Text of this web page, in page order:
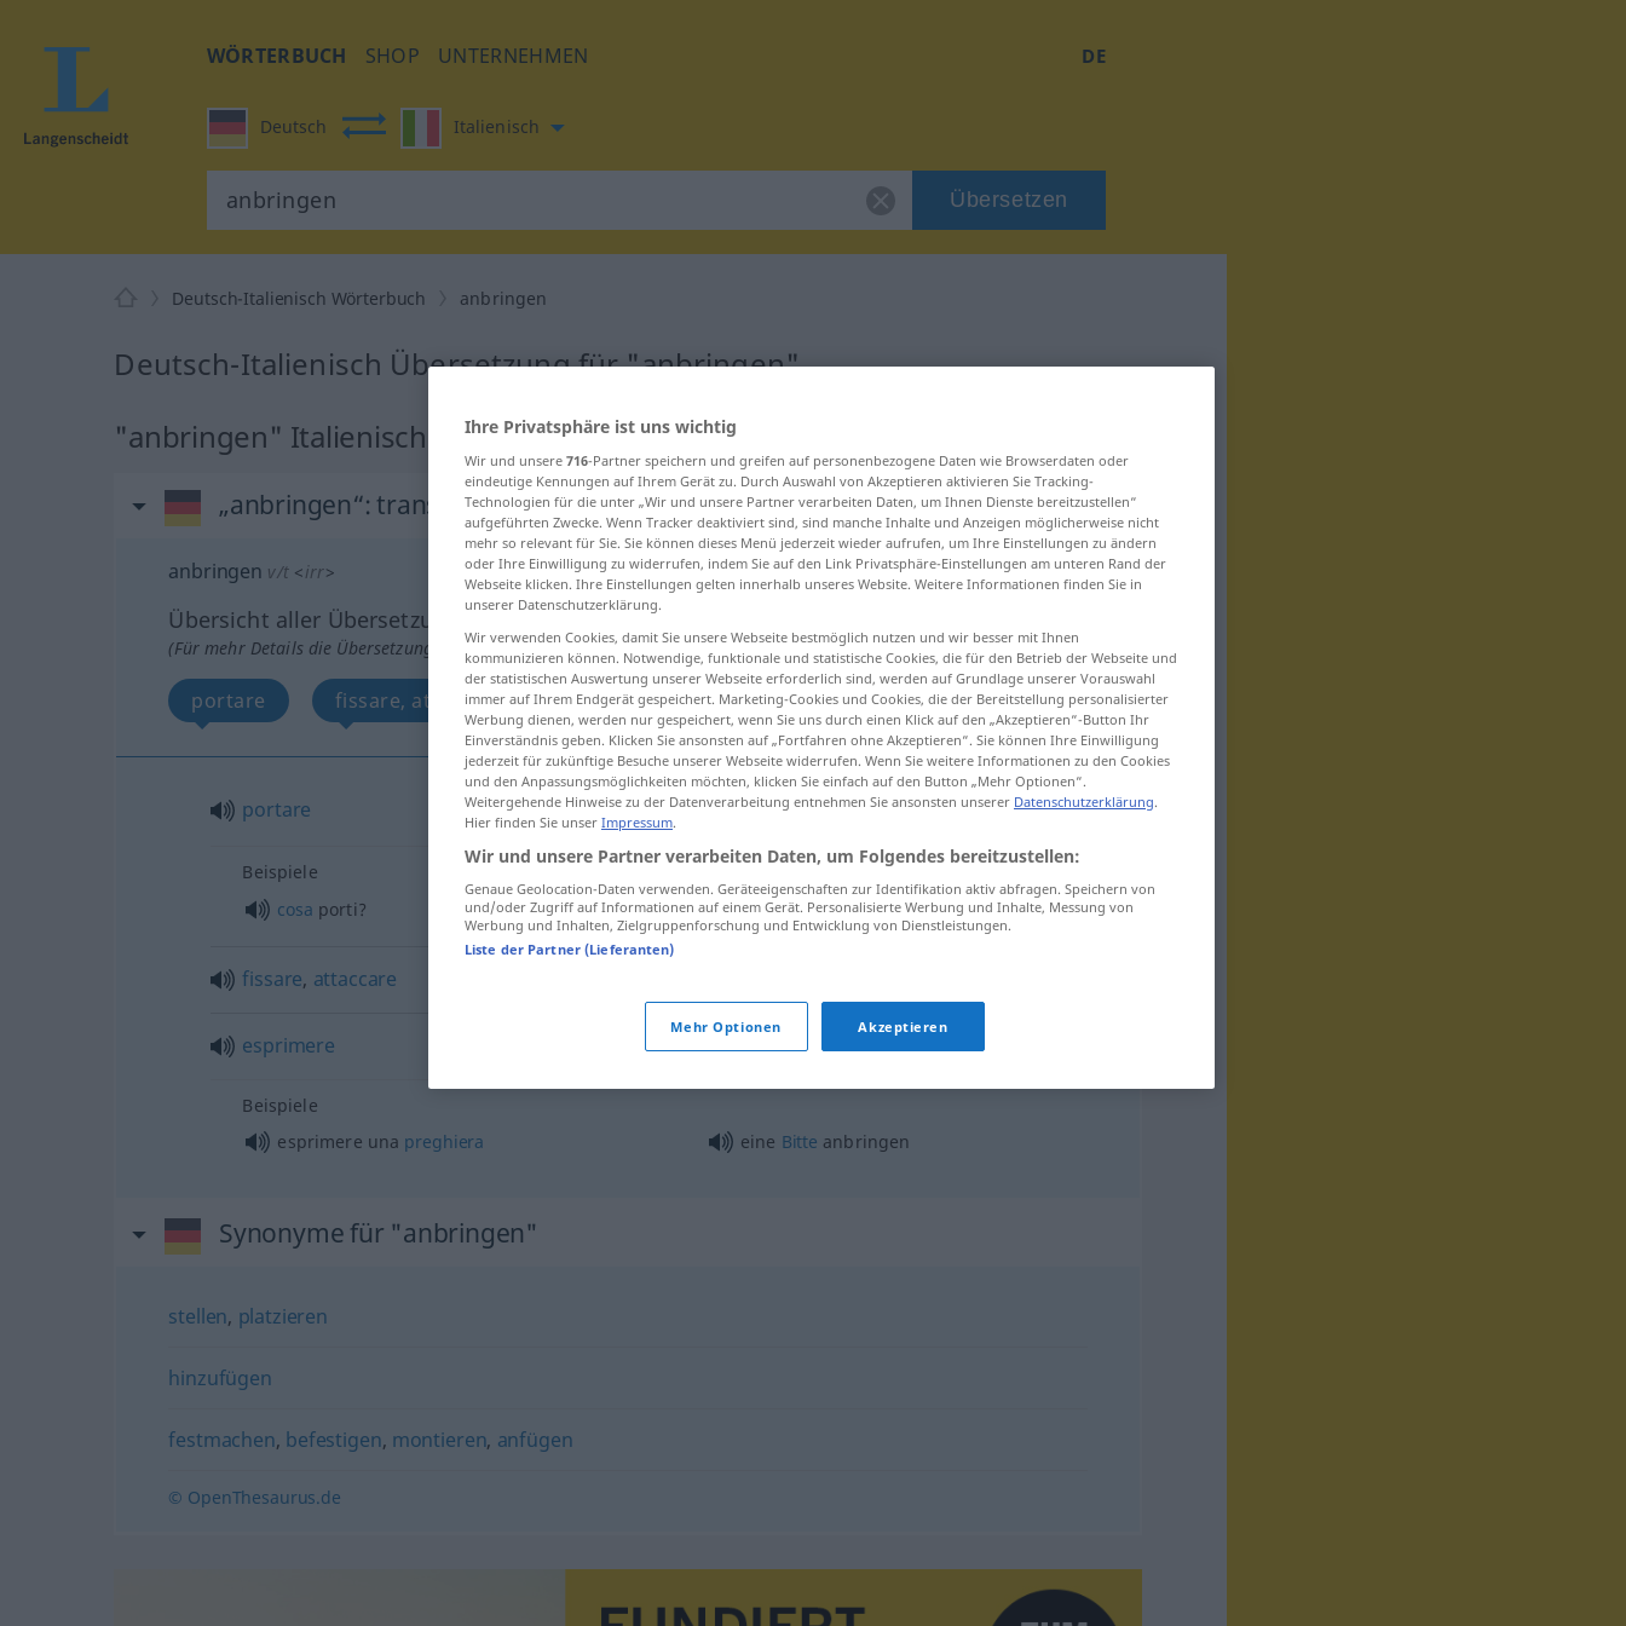
WÖRTERBUCH SHOP UNTERNEHMEN DE
Deutsch Italienisch
Übersetzen
Deutsch-Italienisch Wörterbuch anbringen
Deutsch-Italienisch Übersetzung für "anbringen"
"anbringen" Italienisch Übersetzung
„anbringen“: transitives Verb
anbringen v/t <irr>
Übersicht aller Übersetzungen
(Für mehr Details die Übersetzung anklicken/antippen)
portare fissare, attaccare esprimere
portare anbringen UMG
Beispiele
cosa porti? was bringst du da an?
fissare, attaccare
esprimere anbringen vorbringen
Beispiele
esprimere una preghiera eine Bitte anbringen
Synonyme für "anbringen"
stellen, platzieren
hinzufügen
festmachen, befestigen, montieren, anfügen
© OpenThesaurus.de
Ihre Privatsphäre ist uns wichtig
Wir und unsere 716-Partner speichern und greifen auf personenbezogene Daten wie Browserdaten oder
eindeutige Kennungen auf Ihrem Gerät zu. Durch Auswahl von Akzeptieren aktivieren Sie Tracking-
Technologien für die unter „Wir und unsere Partner verarbeiten Daten, um Ihnen Dienste bereitzustellen“
aufgeführten Zwecke. Wenn Tracker deaktiviert sind, sind manche Inhalte und Anzeigen möglicherweise nicht
mehr so relevant für Sie. Sie können dieses Menü jederzeit wieder aufrufen, um Ihre Einstellungen zu ändern
oder Ihre Einwilligung zu widerrufen, indem Sie auf den Link Privatsphäre-Einstellungen am unteren Rand der
Webseite klicken. Ihre Einstellungen gelten innerhalb unseres Website. Weitere Informationen finden Sie in
unserer Datenschutzerklärung.
Wir verwenden Cookies, damit Sie unsere Webseite bestmöglich nutzen und wir besser mit Ihnen
kommunizieren können. Notwendige, funktionale und statistische Cookies, die für den Betrieb der Webseite und
der statistischen Auswertung unserer Webseite erforderlich sind, werden auf Grundlage unserer Vorauswahl
immer auf Ihrem Endgerät gespeichert. Marketing-Cookies und Cookies, die der Bereitstellung personalisierter
Werbung dienen, werden nur gespeichert, wenn Sie uns durch einen Klick auf den „Akzeptieren“-Button Ihr
Einverständnis geben. Klicken Sie ansonsten auf „Fortfahren ohne Akzeptieren“. Sie können Ihre Einwilligung
jederzeit für zukünftige Besuche unserer Webseite widerrufen. Wenn Sie weitere Informationen zu den Cookies
und den Anpassungsmöglichkeiten möchten, klicken Sie einfach auf den Button „Mehr Optionen“.
Weitergehende Hinweise zu der Datenverarbeitung entnehmen Sie ansonsten unserer Datenschutzerklärung.
Hier finden Sie unser Impressum.
Wir und unsere Partner verarbeiten Daten, um Folgendes bereitzustellen:
Genaue Geolocation-Daten verwenden. Geräteeigenschaften zur Identifikation aktiv abfragen. Speichern von
und/oder Zugriff auf Informationen auf einem Gerät. Personalisierte Werbung und Inhalte, Messung von
Werbung und Inhalten, Zielgruppenforschung und Entwicklung von Dienstleistungen.
Liste der Partner (Lieferanten)
Mehr Optionen Akzeptieren